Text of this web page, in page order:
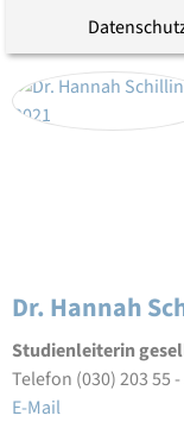
LEITUNG
Dr. Hannah
Studienleiterin
Telefon (030) 203 55 -
E-Mail